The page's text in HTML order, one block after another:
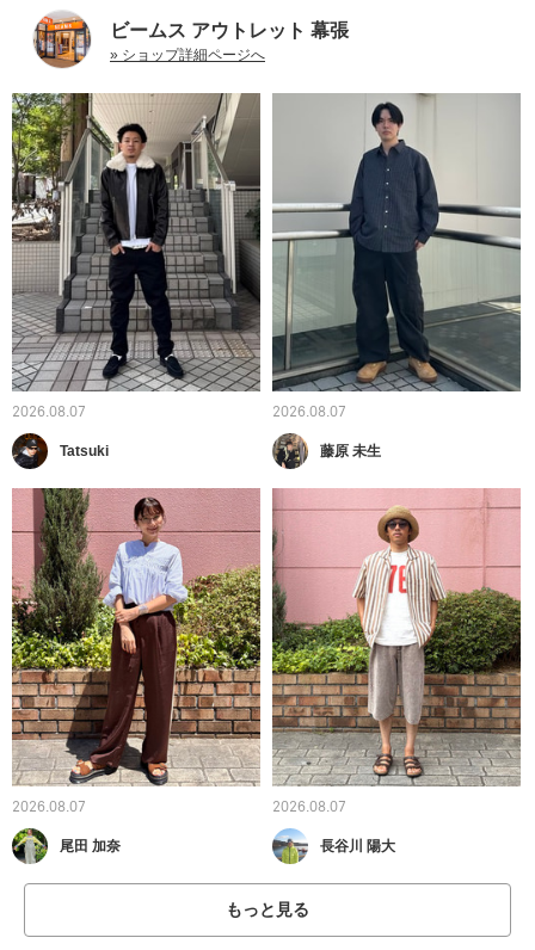
ビームス アウトレット 幕張
» ショップ詳細ページへ
2026.08.07
Tatsuki
2026.08.07
藤原 未生
2026.08.07
尾田 加奈
2026.08.07
長谷川 陽大
もっと見る